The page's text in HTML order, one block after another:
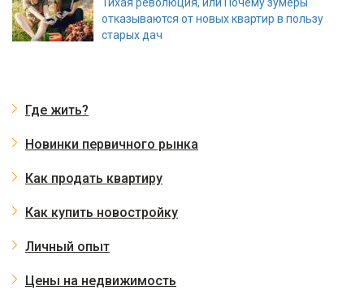
отказываются от новых квартир в пользу
старых дач
Где жить?
Новинки первичного рынка
Как продать квартиру
Как купить новостройку
Личный опыт
Цены на недвижимость